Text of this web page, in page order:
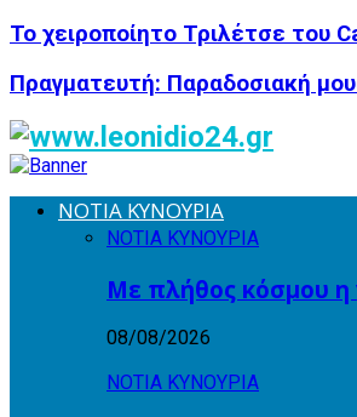
Το χειροποίητο Τριλέτσε του
Πραγματευτή: Παραδοσιακή
ΝΟΤΙΑ ΚΥΝΟΥΡΙΑ
ΝΟΤΙΑ ΚΥΝΟΥΡΙΑ
Με πλήθος κόσμου η
08/08/2026
ΝΟΤΙΑ ΚΥΝΟΥΡΙΑ